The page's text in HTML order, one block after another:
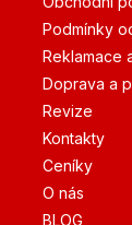
Podmínky
Reklamace
Doprava a
Revize
Kontakty
Ceníky
O nás
BLOG